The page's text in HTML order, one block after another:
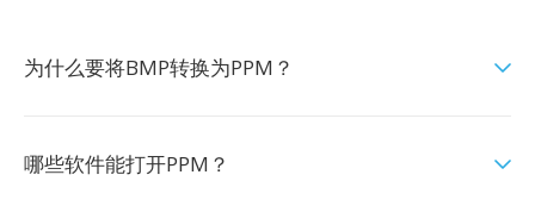
为什么要将BMP转换为PPM？
哪些软件能打开PPM？